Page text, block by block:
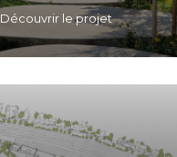
Découvrir le projet